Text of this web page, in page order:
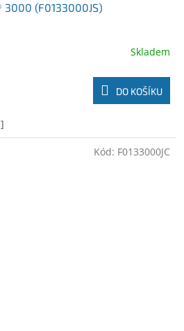
3000 (F0133000JS)
Skladem
DO KOŠÍKU
Kód: F0133000JC